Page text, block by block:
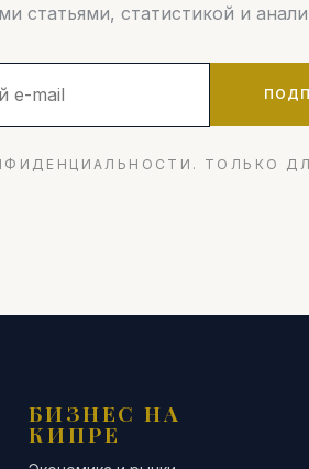
статьями, статистикой и
ТОЛЬКО
БИЗНЕС НА
КИПРЕ